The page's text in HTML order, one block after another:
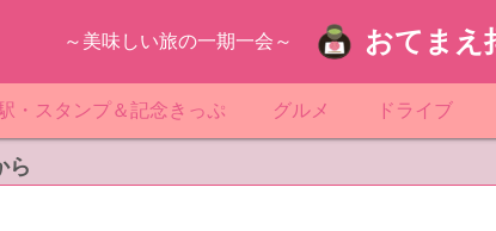
～美味しい旅の一期一会～ おてまえ
ールカード（関東）
・スタンプ＆記念きっぷ
（関東）
グルメ ドライブ
ら